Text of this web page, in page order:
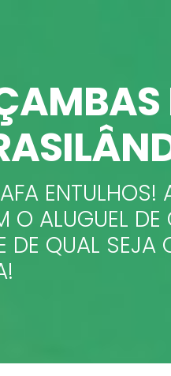
ENTULHOS!
O ALUGUEL
DE QUAL